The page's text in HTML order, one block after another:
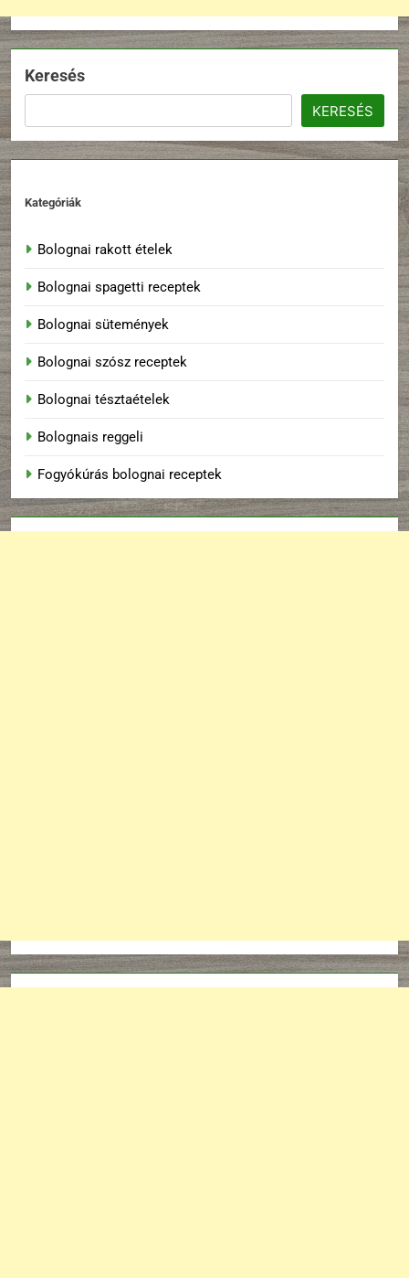
Keresés
KERESÉS
Kategóriák
Bolognai rakott ételek
Bolognai spagetti receptek
Bolognai sütemények
Bolognai szósz receptek
Bolognai tésztaételek
Bolognais reggeli
Fogyókúrás bolognai receptek